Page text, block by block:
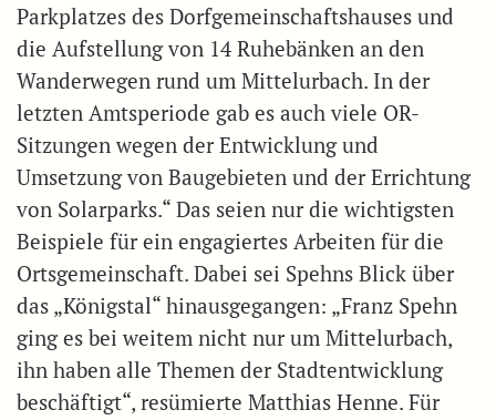
Parkplatzes des Dorfgemeinschaftshauses und
die Aufstellung von 14 Ruhebänken an den
Wanderwegen rund um Mittelurbach. In der
letzten Amtsperiode gab es auch viele OR-
Sitzungen wegen der Entwicklung und
Umsetzung von Baugebieten und der Errichtung
von Solarparks.“ Das seien nur die wichtigsten
Beispiele für ein engagiertes Arbeiten für die
Ortsgemeinschaft. Dabei sei Spehns Blick über
das „Königstal“ hinausgegangen: „Franz Spehn
ging es bei weitem nicht nur um Mittelurbach,
ihn haben alle Themen der Stadtentwicklung
beschäftigt“, resümierte Matthias Henne. Für